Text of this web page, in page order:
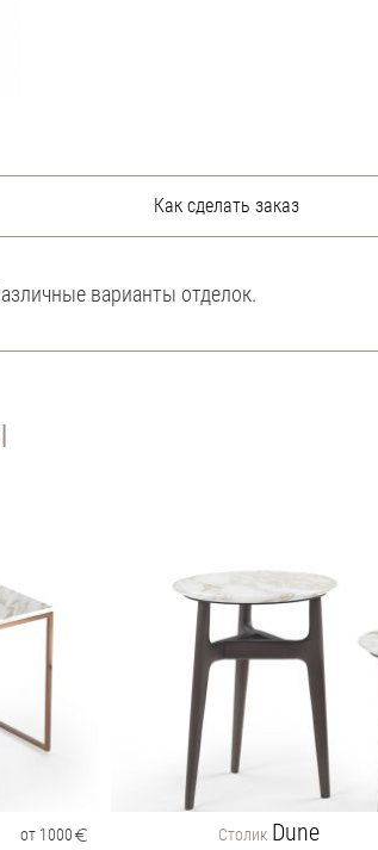
Как сделать заказ
варианты отделок.
от 1000 Столик Dune